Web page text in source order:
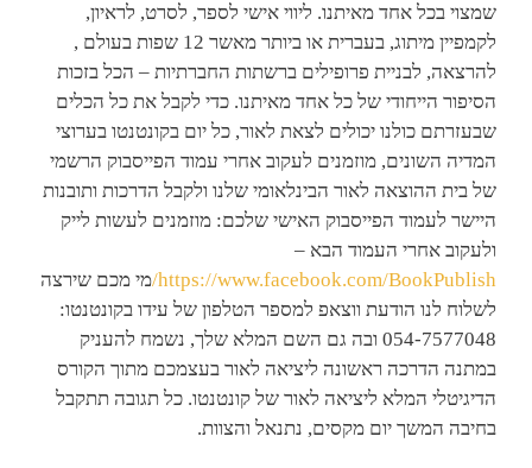
שמצוי בכל אחד מאיתנו. ליווי אישי לספר, לסרט, לראיון,
לקמפיין מיתוג, בעברית או ביותר מאשר 12 שפות בעולם ,
להרצאה, לבניית פרופילים ברשתות החברתיות – הכל בזכות
הסיפור הייחודי של כל אחד מאיתנו. כדי לקבל את כל הכלים
שבעזרתם כולנו יכולים לצאת לאור, כל יום בקונטנטו בערוצי
המדיה השונים, מוזמנים לעקוב אחרי עמוד הפייסבוק הרשמי
של בית ההוצאה לאור הבינלאומי שלנו ולקבל הדרכות ותובנות
היישר לעמוד הפייסבוק האישי שלכם: מוזמנים לעשות לייק
ולעקוב אחרי העמוד הבא –
https://www.facebook.com/BookPublish/ מי מכם שירצה
לשלוח לנו הודעת ווצאפ למספר הטלפון של עידו בקונטנטו:
054-7577048 ובה גם השם המלא שלך, נשמח להעניק
במתנה הדרכה ראשונה ליציאה לאור בעצמכם מתוך הקורס
הדיגיטלי המלא ליציאה לאור של קונטנטו. כל תגובה תתקבל
בחיבה המשך יום מקסים, נתנאל והצוות.